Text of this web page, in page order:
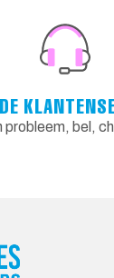
probleem, bel,